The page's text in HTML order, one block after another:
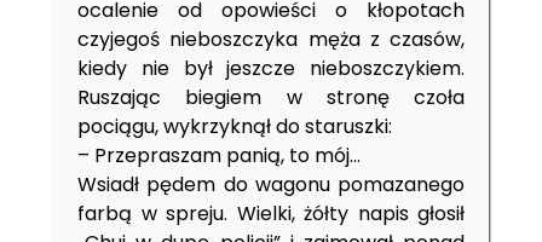
ocalenie od opowieści o kłopotach
czyjegoś nieboszczyka męża z czasów,
kiedy nie był jeszcze nieboszczykiem.
Ruszając biegiem w stronę czoła
pociągu, wykrzyknął do staruszki:
– Przepraszam panią, to mój…
Wsiadł pędem do wagonu pomazanego
farbą w spreju. Wielki, żółty napis głosił